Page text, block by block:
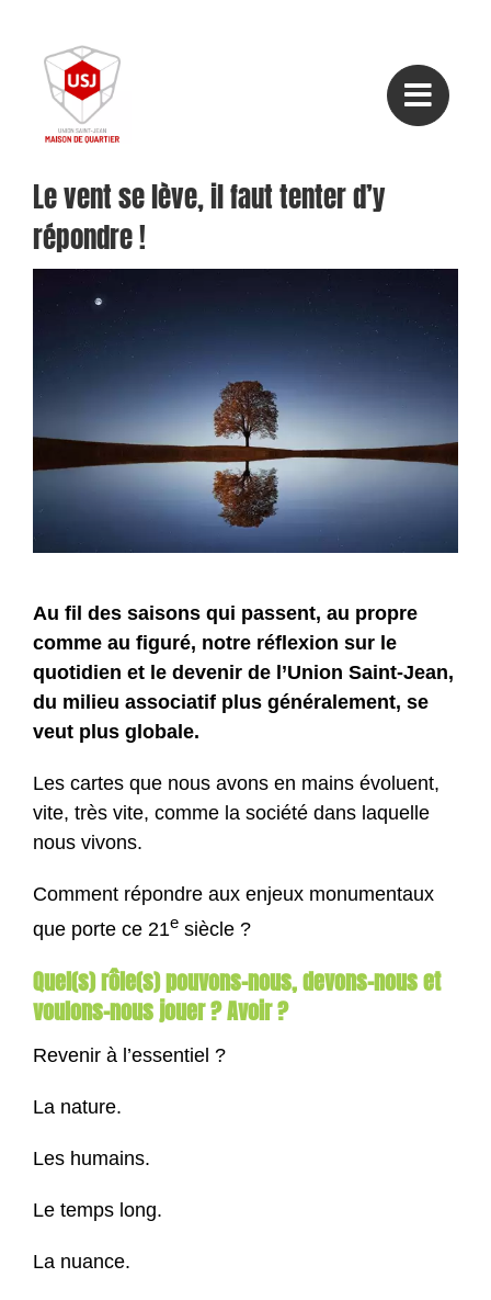
contenu
Le vent se lève, il faut tenter d’y
répondre !
Au fil des saisons qui passent, au propre
comme au figuré, notre réflexion sur le
quotidien et le devenir de l’Union Saint-Jean,
du milieu associatif plus généralement, se
veut plus globale.
Les cartes que nous avons en mains évoluent,
vite, très vite, comme la société dans laquelle
nous vivons.
Comment répondre aux enjeux monumentaux
que porte ce 21e siècle ?
Quel(s) rôle(s) pouvons-nous, devons-nous et
voulons-nous jouer ? Avoir ?
Revenir à l’essentiel ?
La nature.
Les humains.
Le temps long.
La nuance.